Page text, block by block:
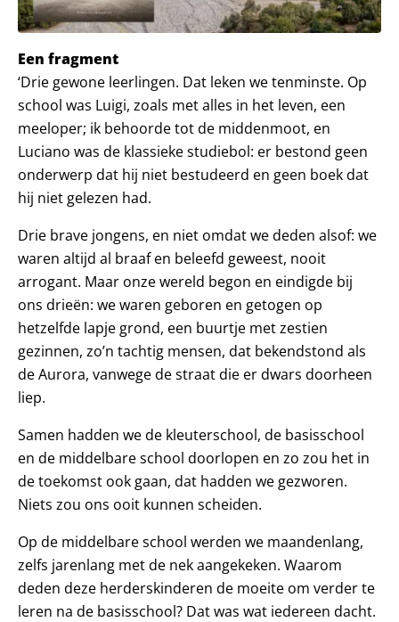
Een fragment
‘Drie gewone leerlingen. Dat leken we tenminste. Op
school was Luigi, zoals met alles in het leven, een
meeloper; ik behoorde tot de middenmoot, en
Luciano was de klassieke studiebol: er bestond geen
onderwerp dat hij niet bestudeerd en geen boek dat
hij niet gelezen had.
Drie brave jongens, en niet omdat we deden alsof: we
waren altijd al braaf en beleefd geweest, nooit
arrogant. Maar onze wereld begon en eindigde bij
ons drieën: we waren geboren en getogen op
hetzelfde lapje grond, een buurtje met zestien
gezinnen, zo’n tachtig mensen, dat bekendstond als
de Aurora, vanwege de straat die er dwars doorheen
liep.
Samen hadden we de kleuterschool, de basisschool
en de middelbare school doorlopen en zo zou het in
de toekomst ook gaan, dat hadden we gezworen.
Niets zou ons ooit kunnen scheiden.
Op de middelbare school werden we maandenlang,
zelfs jarenlang met de nek aangekeken. Waarom
deden deze herderskinderen de moeite om verder te
leren na de basisschool? Dat was wat iedereen dacht.